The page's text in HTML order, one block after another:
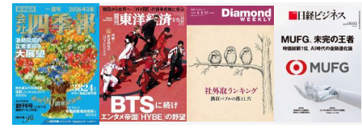
個人情報の安全管理措置
当社は、個人情報の正確性及び安全性を確保するため
に、下記セキュリティ対策をはじめとする安全対策を実
施し、個人情報の漏えい、滅失またはき損の防止及び是
正に努めます。
アクセス制御